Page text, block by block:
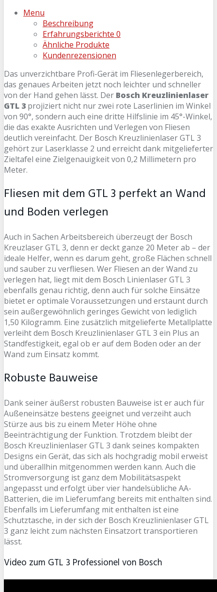
Menu
Beschreibung
Erfahrungsberichte 0
Ähnliche Produkte
Kundenrezensionen
Das unverzichtbare Profi-Gerät im Fliesenlegerbereich,
das genaues Arbeiten jetzt noch leichter und schneller
von der Hand gehen lässt. Der Bosch Kreuzlinienlaser
GTL 3 projiziert nicht nur zwei rote Laserlinien im Winkel
von 90°, sondern auch eine dritte Hilfslinie im 45°-Winkel,
die das exakte Ausrichten und Verlegen von Fliesen
deutlich vereinfacht. Der Bosch Kreuzlinienlaser GTL 3
gehört zur Laserklasse 2 und erreicht dank mitgelieferter
Zieltafel eine Zielgenauigkeit von 0,2 Millimetern pro
Meter.
Fliesen mit dem GTL 3 perfekt an Wand
und Boden verlegen
Auch in Sachen Arbeitsbereich überzeugt der Bosch
Kreuzlaser GTL 3, denn er deckt ganze 20 Meter ab – der
ideale Helfer, wenn es darum geht, große Flächen schnell
und sauber zu verfliesen. Wer Fliesen an der Wand zu
verlegen hat, liegt mit dem Bosch Linienlaser GTL 3
ebenfalls genau richtig, denn auch für solche Einsätze
bietet er optimale Voraussetzungen und erstaunt durch
sein außergewöhnlich geringes Gewicht von lediglich
1,50 Kilogramm. Eine zusätzlich mitgelieferte Metallplatte
verleiht dem Bosch Kreuzlinienlaser GTL 3 ein Plus an
Standfestigkeit, egal ob er auf dem Boden oder an der
Wand zum Einsatz kommt.
Robuste Bauweise
Dank seiner äußerst robusten Bauweise ist er auch für
Außeneinsätze bestens geeignet und verzeiht auch
Stürze aus bis zu einem Meter Höhe ohne
Beeinträchtigung der Funktion. Trotzdem bleibt der
Bosch Kreuzlinienlaser GTL 3 dank seines kompakten
Designs ein Gerät, das sich als hochgradig mobil erweist
und überallhin mitgenommen werden kann. Auch die
Stromversorgung ist ganz dem Mobilitätsaspekt
angepasst und erfolgt über vier handelsübliche AA-
Batterien, die im Lieferumfang bereits mit enthalten sind.
Ebenfalls im Lieferumfang mit enthalten ist eine
Schutztasche, in der sich der Bosch Kreuzlinienlaser GTL
3 ganz leicht zum nächsten Einsatzort transportieren
lässt.
Video zum GTL 3 Professionel von Bosch